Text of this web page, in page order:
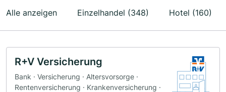
Alle anzeigen Einzelhandel (348) Hotel (160)
R+V Versicherung
Bank · Versicherung · Altersvorsorge ·
Rentenversicherung · Krankenversicherung ·